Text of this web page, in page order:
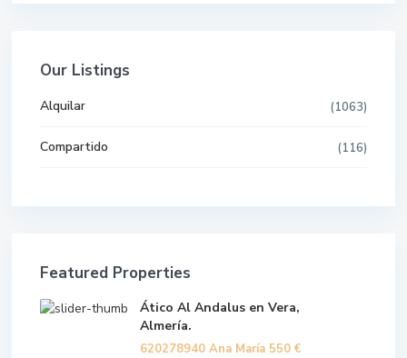
Our Listings
Alquilar (1063)
Compartido (116)
Featured Properties
Ático Al Andalus en Vera,
Almería.
620278940 Ana María 550 €